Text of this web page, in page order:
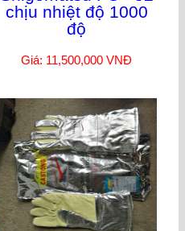
chịu nhiệt độ 1000
độ
Giá: 11,500,000 VNĐ